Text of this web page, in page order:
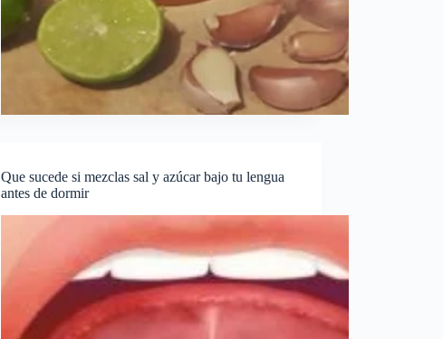
Que sucede si mezclas sal y azúcar bajo tu lengua
antes de dormir